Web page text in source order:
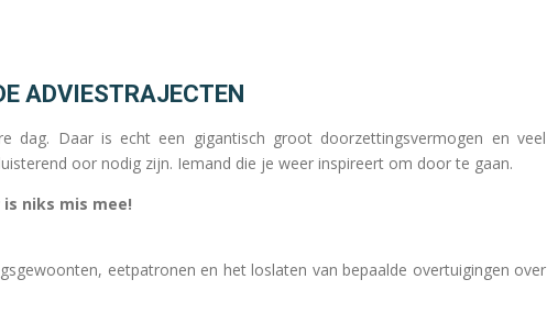
ADVIESTRAJECTEN
dag. Daar is echt een gigantisch groot doorzettingsvermogen en veel
oor nodig zijn. Iemand die je weer inspireert om door te gaan.
niks mis mee!
eetpatronen en het loslaten van bepaalde overtuigingen over